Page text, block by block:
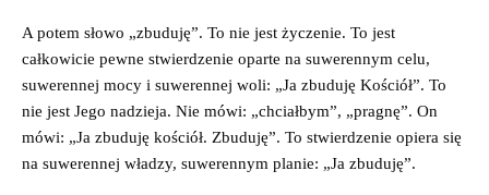
A potem słowo „zbuduję”. To nie jest życzenie. To jest
całkowicie pewne stwierdzenie oparte na suwerennym celu,
suwerennej mocy i suwerennej woli: „Ja zbuduję Kościół”. To
nie jest Jego nadzieja. Nie mówi: „chciałbym”, „pragnę”. On
mówi: „Ja zbuduję kościół. Zbuduję”. To stwierdzenie opiera się
na suwerennej władzy, suwerennym planie: „Ja zbuduję”.